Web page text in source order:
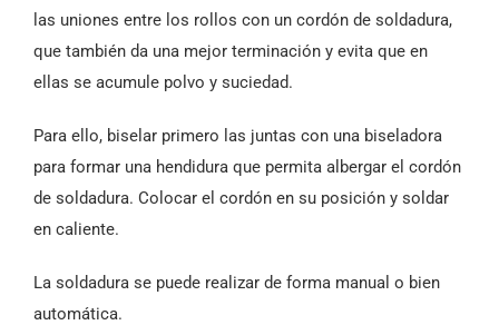
las uniones entre los rollos con un cordón de soldadura,
que también da una mejor terminación y evita que en
ellas se acumule polvo y suciedad.
Para ello, biselar primero las juntas con una biseladora
para formar una hendidura que permita albergar el cordón
de soldadura. Colocar el cordón en su posición y soldar
en caliente.
La soldadura se puede realizar de forma manual o bien
automática.